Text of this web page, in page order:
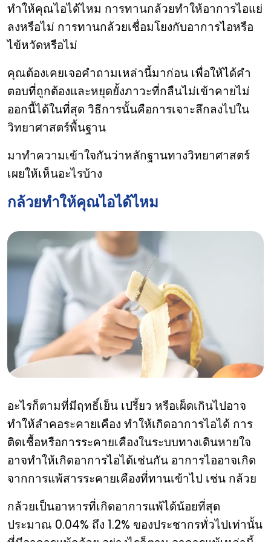
ทำให้คุณไอได้ไหม การทานกล้วยทำให้อาการไอแย่
ลงหรือไม่ การทานกล้วยเชื่อมโยงกับอาการไอหรือ
ไข้หวัดหรือไม่
คุณต้องเคยเจอคำถามเหล่านี้มาก่อน เพื่อให้ได้คำ
ตอบที่ถูกต้องและหยุดยั้งภาวะที่กลืนไม่เข้าคายไม่
ออกนี้ได้ในที่สุด วิธีการนั้นคือการเจาะลึกลงไปใน
วิทยาศาสตร์พื้นฐาน
มาทำความเข้าใจกันว่าหลักฐานทางวิทยาศาสตร์
เผยให้เห็นอะไรบ้าง
กล้วยทำให้คุณไอได้ไหม
Can bananas make you cough?
อะไรก็ตามที่มีฤทธิ์เย็น เปรี้ยว หรือเผ็ดเกินไปอาจ
ทำให้ลำคอระคายเคือง ทำให้เกิดอาการไอได้ การ
ติดเชื้อหรือการระคายเคืองในระบบทางเดินหายใจ
อาจทำให้เกิดอาการไอได้เช่นกัน อาการไออาจเกิด
จากการแพ้สารระคายเคืองที่ทานเข้าไป เช่น กล้วย
กล้วยเป็นอาหารที่เกิดอาการแพ้ได้น้อยที่สุด
ประมาณ 0.04% ถึง 1.2% ของประชากรทั่วไปเท่านั้น